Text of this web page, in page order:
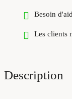
Besoin
Les clients
Description